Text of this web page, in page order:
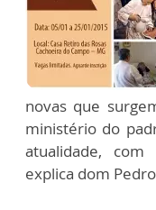
novas que
ministério do
atualidade,
explica dom